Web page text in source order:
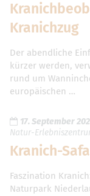
Kranichzug
Der abendliche
kürzer werden,
rund um
europäischen …
17. September
Natur-
Kranich-
Faszination
Naturpark